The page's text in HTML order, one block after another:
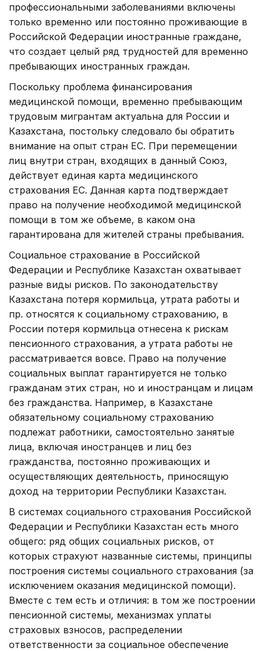
профессиональными заболеваниями включены
только временно или постоянно проживающие в
Российской Федерации иностранные граждане,
что создает целый ряд трудностей для временно
пребывающих иностранных граждан.
Поскольку проблема финансирования
медицинской помощи, временно пребывающим
трудовым мигрантам актуальна для России и
Казахстана, постольку следовало бы обратить
внимание на опыт стран ЕС. При перемещении
лиц внутри стран, входящих в данный Союз,
действует единая карта медицинского
страхования ЕС. Данная карта подтверждает
право на получение необходимой медицинской
помощи в том же объеме, в каком она
гарантирована для жителей страны пребывания.
Социальное страхование в Российской
Федерации и Республике Казахстан охватывает
разные виды рисков. По законодательству
Казахстана потеря кормильца, утрата работы и
пр. относятся к социальному страхованию, в
России потеря кормильца отнесена к рискам
пенсионного страхования, а утрата работы не
рассматривается вовсе. Право на получение
социальных выплат гарантируется не только
гражданам этих стран, но и иностранцам и лицам
без гражданства. Например, в Казахстане
обязательному социальному страхованию
подлежат работники, самостоятельно занятые
лица, включая иностранцев и лиц без
гражданства, постоянно проживающих и
осуществляющих деятельность, приносящую
доход на территории Республики Казахстан.
В системах социального страхования Российской
Федерации и Республики Казахстан есть много
общего: ряд общих социальных рисков, от
которых страхуют названные системы, принципы
построения системы социального страхования (за
исключением оказания медицинской помощи).
Вместе с тем есть и отличия: в том же построении
пенсионной системы, механизмах уплаты
страховых взносов, распределении
ответственности за социальное обеспечение